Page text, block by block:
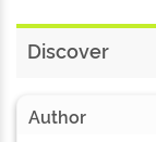
Discover
Author